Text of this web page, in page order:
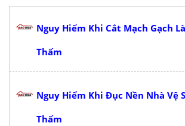
Nguy Hiểm Khi Cắt Mạch Gạch
Thấm
Nguy Hiểm Khi Đục Nền Nhà Vệ
Thấm